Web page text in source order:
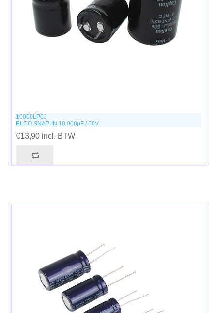
10000LP0J
ELCO SNAP-IN 10.000µF / 50V
€13,90 incl. BTW